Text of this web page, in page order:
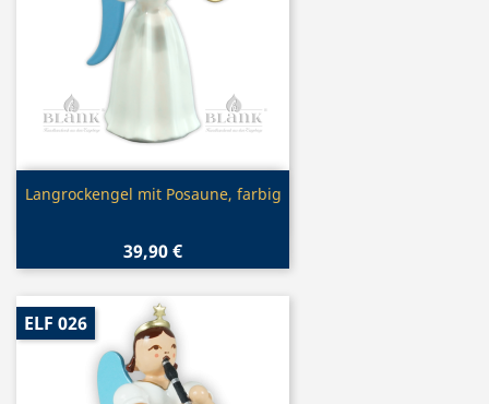
Vorschau
Langrockengel mit Posaune, farbig
39,90 €
ELF 026